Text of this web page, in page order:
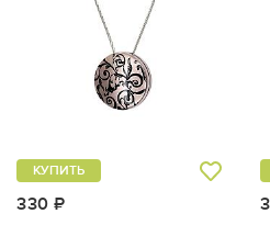
330 ₽
КУПИТЬ